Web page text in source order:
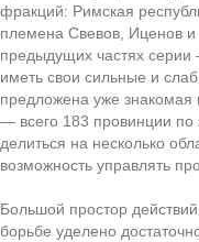
фракций: Римская
племена Свевов, Иценов
предыдущих частях
иметь свои сильные и
предложена уже знакомая
— всего 183 провинции по
делиться на несколько
возможность управлять
Большой простор
борьбе уделено